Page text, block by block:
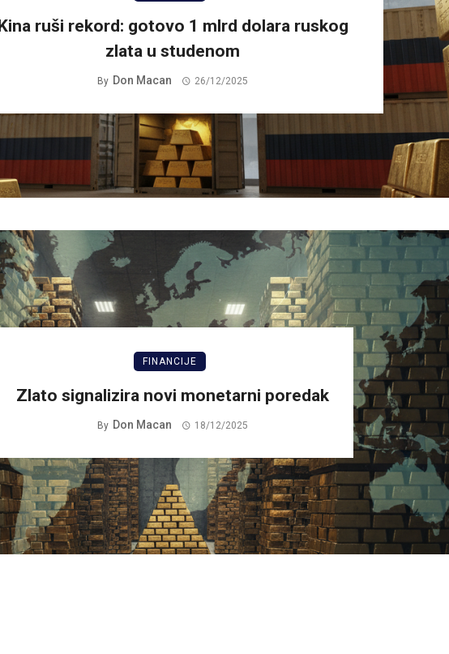
Kina ruši rekord: gotovo 1 mlrd dolara ruskog
zlata u studenom
By Don Macan 26/12/2025
FINANCIJE
Zlato signalizira novi monetarni poredak
By Don Macan 18/12/2025